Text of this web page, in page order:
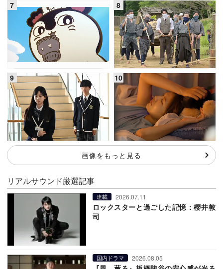
画像をもっと見る
リアルサウンド厳選記事
連載 2026.07.11
ロックスターと過ごした記憶：櫻井敦
司
国内ドラマ 2026.08.05